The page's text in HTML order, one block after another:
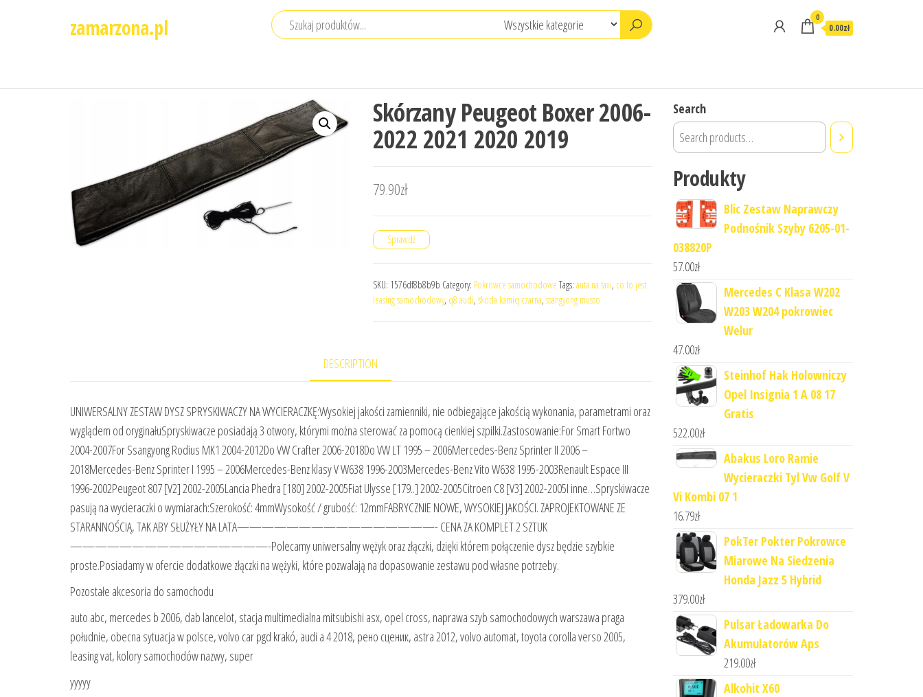
zamarzona.pl 0
0.00zł
Skórzany Peugeot Boxer 2006-
2022 2021 2020 2019
79.90zł
Sprawdź
SKU: 1576df8b8b9b Category: Pokrowce samochodowe Tags: auta na taxi, co to jest
leasing samochodowy, q8 audi, skoda kamiq czarna, ssangyong musso
DESCRIPTION
UNIWERSALNY ZESTAW DYSZ SPRYSKIWACZY NA WYCIERACZKĘ:Wysokiej jakości zamienniki, nie odbiegające jakością wykonania, parametrami oraz
wyglądem od oryginałuSpryskiwacze posiadają 3 otwory, którymi można sterować za pomocą cienkiej szpilki.Zastosowanie:For Smart Fortwo
2004-2007For Ssangyong Rodius MK1 2004-2012Do VW Crafter 2006-2018Do VW LT 1995 – 2006Mercedes-Benz Sprinter II 2006 –
2018Mercedes-Benz Sprinter I 1995 – 2006Mercedes-Benz klasy V W638 1996-2003Mercedes-Benz Vito W638 1995-2003Renault Espace III
1996-2002Peugeot 807 [V2] 2002-2005Lancia Phedra [180] 2002-2005Fiat Ulysse [179..] 2002-2005Citroen C8 [V3] 2002-2005I inne…Spryskiwacze
pasują na wycieraczki o wymiarach:Szerokość: 4mmWysokość / grubość: 12mmFABRYCZNIE NOWE, WYSOKIEJ JAKOŚCI. ZAPROJEKTOWANE ZE
STARANNOŚCIĄ, TAK ABY SŁUŻYŁY NA LATA————————————————- CENA ZA KOMPLET 2 SZTUK
————————————————-Polecamy uniwersalny wężyk oraz złączki, dzięki którem połączenie dysz będzie szybkie
proste.Posiadamy w ofercie dodatkowe złączki na wężyki, które pozwalają na dopasowanie zestawu pod własne potrzeby.
Pozostałe akcesoria do samochodu
auto abc, mercedes b 2006, dab lancelot, stacja multimedialna mitsubishi asx, opel cross, naprawa szyb samochodowych warszawa praga
południe, obecna sytuacja w polsce, volvo car pgd krakó, audi a 4 2018, рено сценик, astra 2012, volvo automat, toyota corolla verso 2005,
leasing vat, kolory samochodów nazwy, super
yyyyy
Search
Produkty
Blic Zestaw Naprawczy
Podnośnik Szyby 6205-01-
038820P
57.00zł
Mercedes C Klasa W202
W203 W204 pokrowiec
Welur
47.00zł
Steinhof Hak Holowniczy
Opel Insignia 1 A 08 17
Gratis
522.00zł
Abakus Loro Ramie
Wycieraczki Tyl Vw Golf V
Vi Kombi 07 1
16.79zł
PokTer Pokter Pokrowce
Miarowe Na Siedzenia
Honda Jazz 5 Hybrid
379.00zł
Pulsar Ładowarka Do
Akumulatorów Aps
219.00zł
Alkohit X60